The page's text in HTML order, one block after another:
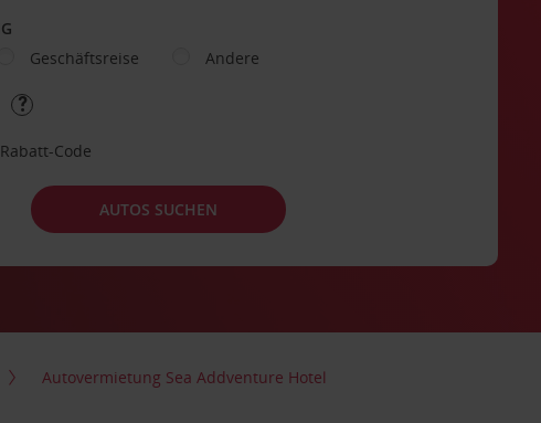
Geschäftsreise Andere
Code
AUTOS SUCHEN
Autovermietung Sea Addventure Hotel